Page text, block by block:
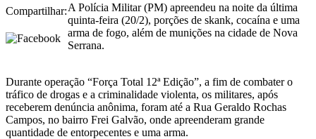
Compartilhar:A Polícia Militar (PM) apreendeu na noite da última
quinta-feira (20/2), porções de skank, cocaína e uma
arma de fogo, além de munições na cidade de Nova
Serrana.
Durante operação “Força Total 12ª Edição”, a fim de combater o
tráfico de drogas e a criminalidade violenta, os militares, após
receberem denúncia anônima, foram até a Rua Geraldo Rochas
Campos, no bairro Frei Galvão, onde apreenderam grande
quantidade de entorpecentes e uma arma.